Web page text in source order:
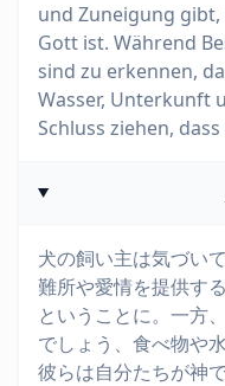
und Zuneigung gibt,
Gott ist. Während
sind zu erkennen,
Wasser, Unterkunft
Schluss ziehen,
犬の飼い主は気づい
難所や愛情を提供す
ということに。一方
でしょう、食べ物や
彼らは自分たちが神